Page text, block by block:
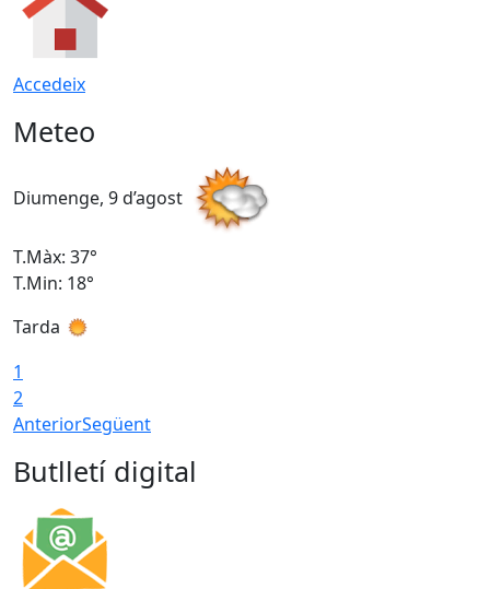
Accedeix
Meteo
Diumenge, 9 d’agost
T.Màx: 37°
T.Min: 18°
Tarda
1
2
AnteriorSegüent
Butlletí digital